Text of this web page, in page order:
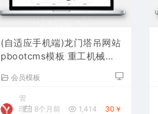
(自适应手机端)龙门塔吊网站
pbootcms模板 重工机械设
会员模板
管
理
8个月前 1,414 30￥